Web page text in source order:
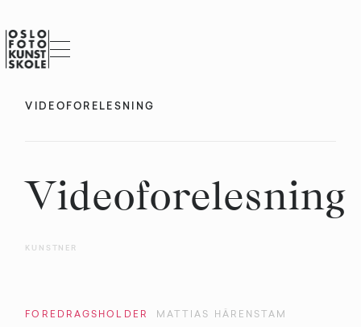
VIDEOFORELESNING
Videoforelesning
KUNSTNER
FOREDRAGSHOLDER MATTIAS HÄRENSTAM